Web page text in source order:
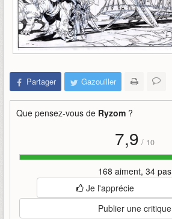
Partager Gazouiller
Que pensez-vous de Ryzom ?
7,9 / 10
168 aiment, 34 pas
Je l'apprécie
Publier une critique